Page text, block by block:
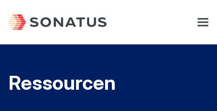
Ressourcen